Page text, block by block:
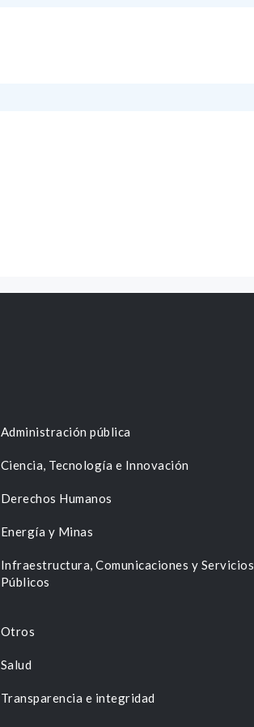
Administración pública
Ciencia, Tecnología e Innovación
Derechos Humanos
Energía y Minas
Infraestructura, Comunicaciones y Servicios
Públicos
Otros
Salud
Transparencia e integridad